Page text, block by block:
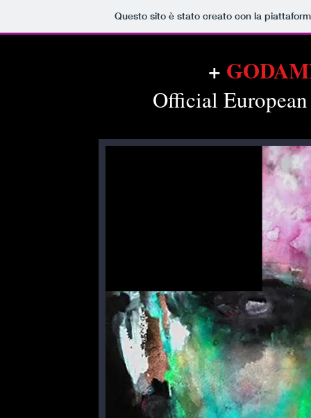
Questo sito è stato creato con la
+
Official